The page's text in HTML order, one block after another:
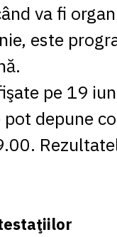
va fi
este
pe 19
pot depune